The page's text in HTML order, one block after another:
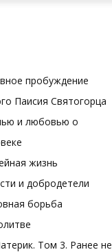
пробуждение
Паисия Святогорца
и любовью о
жизнь
и добродетели
борьба
Том 3. Ранее не